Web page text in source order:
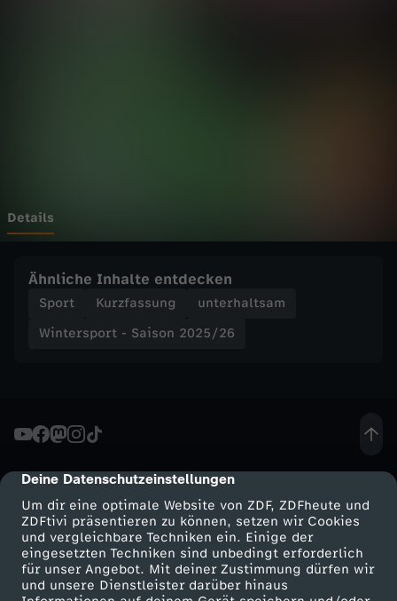
cmp-dialog-description
Deine Datenschutzeinstellungen
Um dir eine optimale Website von ZDF, ZDFheute und
ZDFtivi präsentieren zu können, setzen wir Cookies
und vergleichbare Techniken ein. Einige der
eingesetzten Techniken sind unbedingt erforderlich
für unser Angebot. Mit deiner Zustimmung dürfen wir
und unsere Dienstleister darüber hinaus
S
i
n
2
0
2
Details
Ähnliche Inhalte entdecken
Sport Kurzfassung
unterhaltsam
Wintersport - Saison 2025/26
Mehr ZDF Service